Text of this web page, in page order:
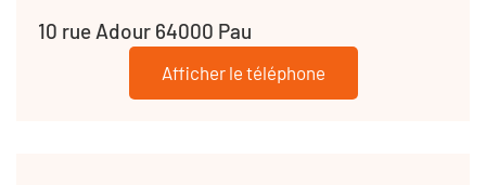
10 rue Adour 64000 Pau
Afficher le téléphone